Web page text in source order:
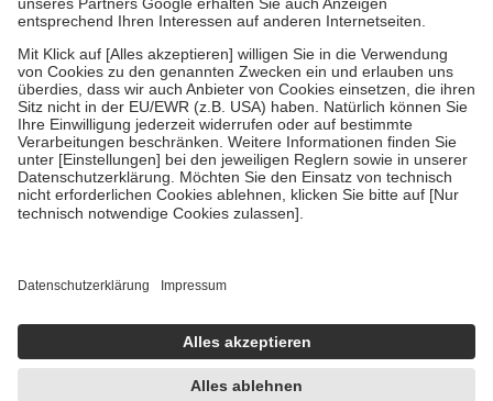
Um das Engagement der Versicherten für ihre eigene Gesundheit zu
stärken und die besondere Stellung der Familie zu unterstützen,
fallenkeine Zuzahlungenan bei:
• Kindern und Jugendlichen bis zum vollendeten 18. Lebensjahr
mit Ausnahme der Fahrkosten
• Untersuchungen zur Vorsorge und Früherkennung, die von der
GKV getragen werden
• empfohlenen Schutzimpfungen
• Harn- und Blutteststreifen
getroffen, um sicherzustellen, dass es sich um echte Bewertungen
https://help.etrusted.com/hc/de/articles/4419944605341
Einige Bilder und Inhalte wurden unter Zuhilfenahme künstlicher